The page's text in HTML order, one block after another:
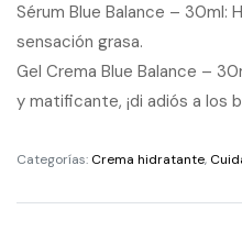
Sérum Blue Balance – 30ml:
sensación grasa.
Gel Crema Blue Balance –
y matificante, ¡di adiós a los
Categorías: Crema hidratante,